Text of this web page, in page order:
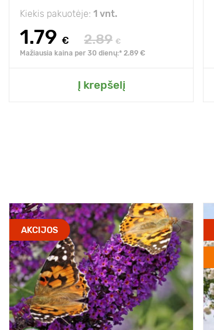
Kiekis pakuotėje: 1 vnt.
1.79 € 2.89 €
Mažiausia kaina per 30 dienų:* 2.89 €
Į krepšelį
AKCIJOS